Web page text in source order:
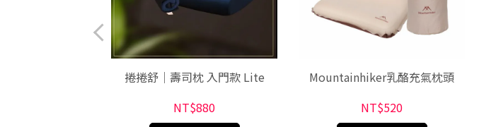
捲捲舒｜壽司枕 入門款 Lite
NT$880
Mountainhiker乳酪充氣枕頭
NT$520